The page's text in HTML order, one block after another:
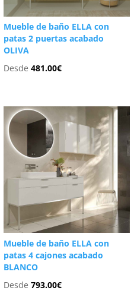
Mueble de baño ELLA con
patas 2 puertas acabado
OLIVA
Desde 481.00€
Mueble de baño ELLA con
patas 4 cajones acabado
BLANCO
Desde 793.00€